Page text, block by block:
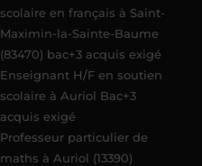
scolaire en français à Saint-
Maximin-la-Sainte-Baume
(83470) bac+3 acquis exigé
Enseignant H/F en soutien
scolaire à Auriol Bac+3
acquis exigé
Professeur particulier de
maths à Auriol (13390)